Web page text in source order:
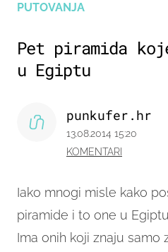
PUTOVANJA
Pet piramida
u Egiptu
Iako mnogi misle kako
piramide i to one u
Ima onih koji znaju samo
punkufer.hr
13.08.2014 15:20
KOMENTARI